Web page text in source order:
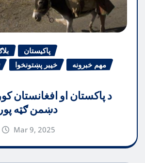
پاکیستان
خیبر پښتونخوا
مهم خبرونه
د پاکستان او افغانستان
دښمن ګټه
Mar 9, 2025